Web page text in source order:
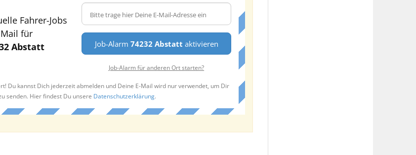
Fahrer-Jobs
für
Abstatt
Job-Alarm 74232 Abstatt aktivieren
Job-Alarm für anderen Ort starten?
Du kannst Dich jederzeit abmelden und Deine E-Mail wird nur verwendet, um Dir
senden. Hier findest Du unsere Datenschutzerklärung.